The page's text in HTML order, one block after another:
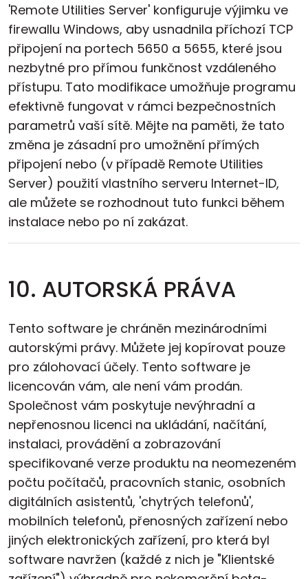
'Remote Utilities Server' konfiguruje výjimku ve
firewallu Windows, aby usnadnila příchozí TCP
připojení na portech 5650 a 5655, které jsou
nezbytné pro přímou funkčnost vzdáleného
přístupu. Tato modifikace umožňuje programu
efektivně fungovat v rámci bezpečnostních
parametrů vaší sítě. Mějte na paměti, že tato
změna je zásadní pro umožnění přímých
připojení nebo (v případě Remote Utilities
Server) použití vlastního serveru Internet-ID,
ale můžete se rozhodnout tuto funkci během
instalace nebo po ní zakázat.
10. AUTORSKÁ PRÁVA
Tento software je chráněn mezinárodními
autorskými právy. Můžete jej kopírovat pouze
pro zálohovací účely. Tento software je
licencován vám, ale není vám prodán.
Společnost vám poskytuje nevýhradní a
nepřenosnou licenci na ukládání, načítání,
instalaci, provádění a zobrazování
specifikované verze produktu na neomezeném
počtu počítačů, pracovních stanic, osobních
digitálních asistentů, 'chytrých telefonů',
mobilních telefonů, přenosných zařízení nebo
jiných elektronických zařízení, pro která byl
software navržen (každé z nich je "Klientské